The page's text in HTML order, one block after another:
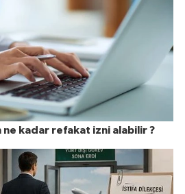
ne kadar refakat izni alabilir ?